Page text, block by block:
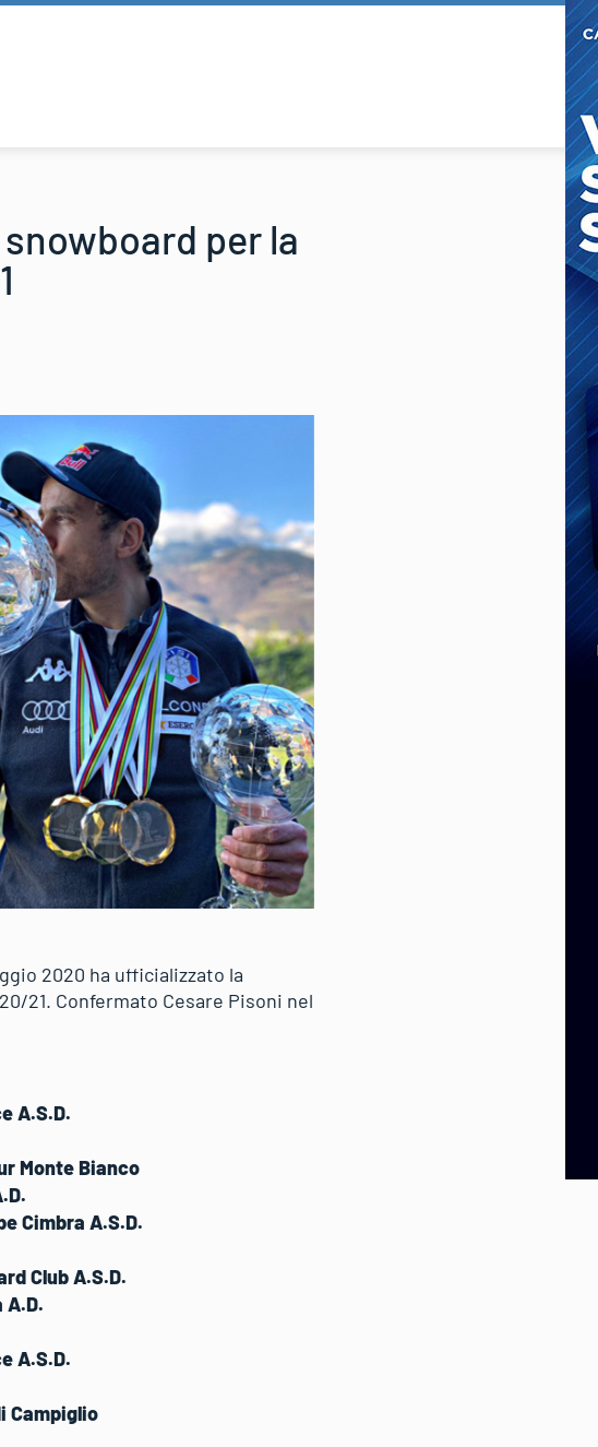
per la
2020 ha ufficializzato la
21. Confermato Cesare Pisoni nel
A.S.D.
Monte Bianco
Cimbra A.S.D.
Club A.S.D.
A.D.
A.S.D.
Campiglio